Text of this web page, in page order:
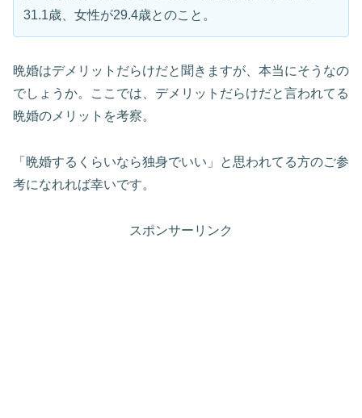
31.1歳、女性が29.4歳とのこと。
晩婚はデメリットだらけだと聞きますが、本当にそうなの
でしょうか。ここでは、デメリットだらけだと言われてる
晩婚のメリットを考察。
「晩婚するくらいなら独身でいい」と思われてる方のご参
考になれれば幸いです。
スポンサーリンク